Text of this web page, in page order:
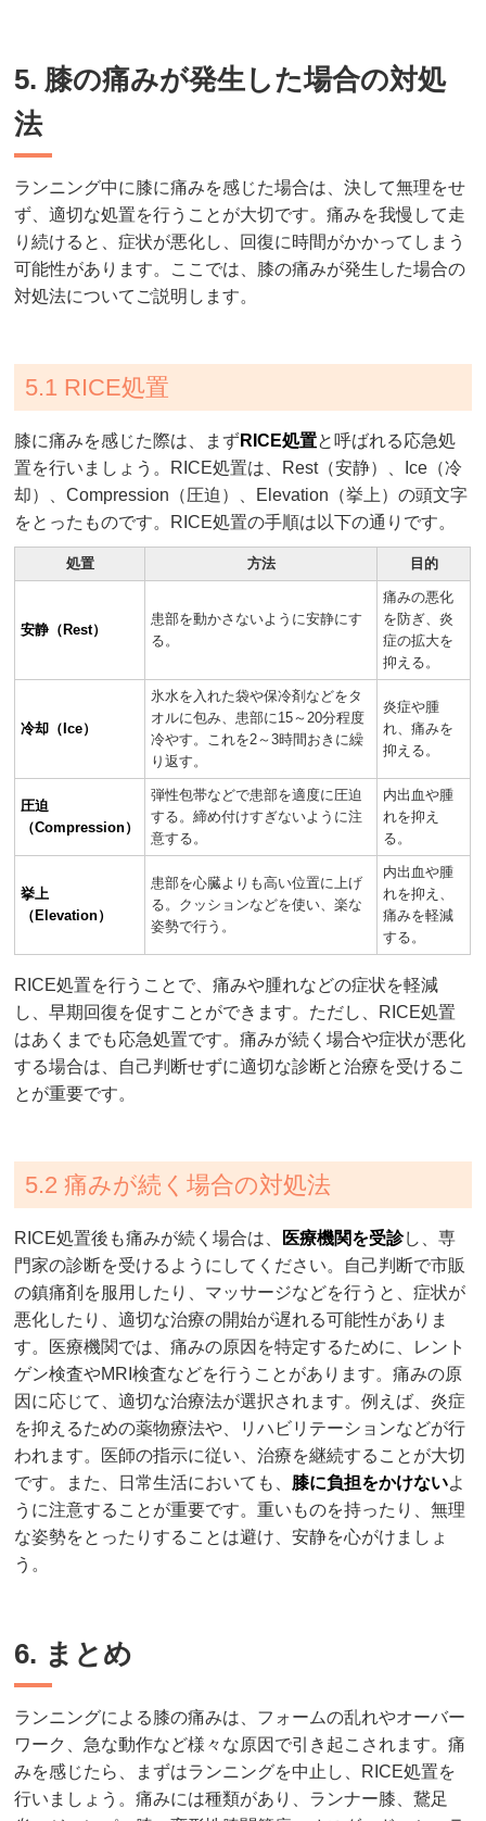
5. 膝の痛みが発生した場合の対処
法
ランニング中に膝に痛みを感じた場合は、決して無理をせ
ず、適切な処置を行うことが大切です。痛みを我慢して走
り続けると、症状が悪化し、回復に時間がかかってしまう
可能性があります。ここでは、膝の痛みが発生した場合の
対処法についてご説明します。
5.1 RICE処置
膝に痛みを感じた際は、まずRICE処置と呼ばれる応急処
置を行いましょう。RICE処置は、Rest（安静）、Ice（冷
却）、Compression（圧迫）、Elevation（挙上）の頭文字
をとったものです。RICE処置の手順は以下の通りです。
処置 方法 目的
安静（Rest）
患部を動かさないように安静にす
る。
痛みの悪化
を防ぎ、炎
症の拡大を
抑える。
冷却（Ice）
氷水を入れた袋や保冷剤などをタ
オルに包み、患部に15～20分程度
冷やす。これを2～3時間おきに繰
り返す。
炎症や腫
れ、痛みを
抑える。
圧迫
（Compression）
弾性包帯などで患部を適度に圧迫
する。締め付けすぎないように注
意する。
内出血や腫
れを抑え
る。
挙上
（Elevation）
患部を心臓よりも高い位置に上げ
る。クッションなどを使い、楽な
姿勢で行う。
内出血や腫
れを抑え、
痛みを軽減
する。
RICE処置を行うことで、痛みや腫れなどの症状を軽減
し、早期回復を促すことができます。ただし、RICE処置
はあくまでも応急処置です。痛みが続く場合や症状が悪化
する場合は、自己判断せずに適切な診断と治療を受けるこ
とが重要です。
5.2 痛みが続く場合の対処法
RICE処置後も痛みが続く場合は、 医療機関を受診し、専
門家の診断を受けるようにしてください。自己判断で市販
の鎮痛剤を服用したり、マッサージなどを行うと、症状が
悪化したり、適切な治療の開始が遅れる可能性がありま
す。医療機関では、痛みの原因を特定するために、レント
ゲン検査やMRI検査などを行うことがあります。痛みの原
因に応じて、適切な治療法が選択されます。例えば、炎症
を抑えるための薬物療法や、リハビリテーションなどが行
われます。医師の指示に従い、治療を継続することが大切
です。また、日常生活においても、 膝に負担をかけないよ
うに注意することが重要です。重いものを持ったり、無理
な姿勢をとったりすることは避け、安静を心がけましょ
う。
6. まとめ
ランニングによる膝の痛みは、フォームの乱れやオーバー
ワーク、急な動作など様々な原因で引き起こされます。痛
みを感じたら、まずはランニングを中止し、RICE処置を
行いましょう。痛みには種類があり、ランナー膝、鵞足